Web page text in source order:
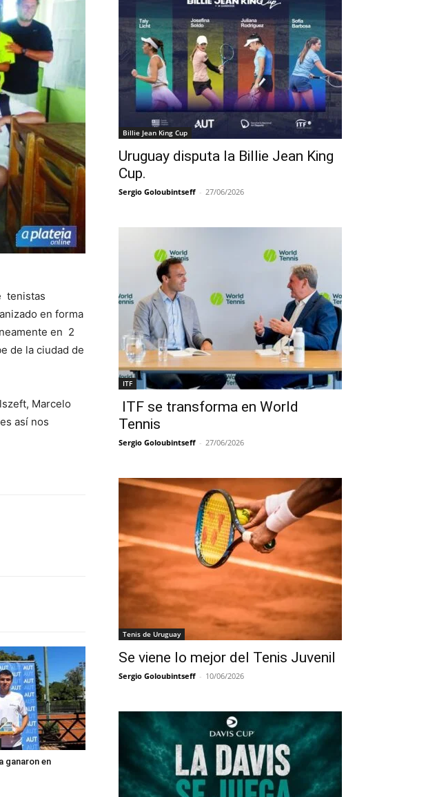
tenistas
en forma
en 2
de la ciudad de
Marcelo
así nos
ganaron en
Billie Jean King Cup
Uruguay disputa la Billie Jean King
Cup.
Sergio Goloubintseff - 27/06/2026
ITF
ITF se transforma en World
Tennis
Sergio Goloubintseff - 27/06/2026
Tenis de Uruguay
Se viene lo mejor del Tenis Juvenil
Sergio Goloubintseff - 10/06/2026